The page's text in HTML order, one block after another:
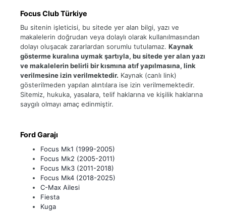
Focus Club Türkiye
Bu sitenin işleticisi, bu sitede yer alan bilgi, yazı ve
makalelerin doğrudan veya dolaylı olarak kullanılmasından
dolayı oluşacak zararlardan sorumlu tutulamaz. Kaynak
gösterme kuralına uymak şartıyla, bu sitede yer alan yazı
ve makalelerin belirli bir kısmına atıf yapılmasına, link
verilmesine izin verilmektedir. Kaynak (canlı link)
gösterilmeden yapılan alıntılara ise izin verilmemektedir.
Sitemiz, hukuka, yasalara, telif haklarına ve kişilik haklarına
saygılı olmayı amaç edinmiştir.
Ford Garajı
Focus Mk1 (1999-2005)
Focus Mk2 (2005-2011)
Focus Mk3 (2011-2018)
Focus Mk4 (2018-2025)
C-Max Ailesi
Fiesta
Kuga